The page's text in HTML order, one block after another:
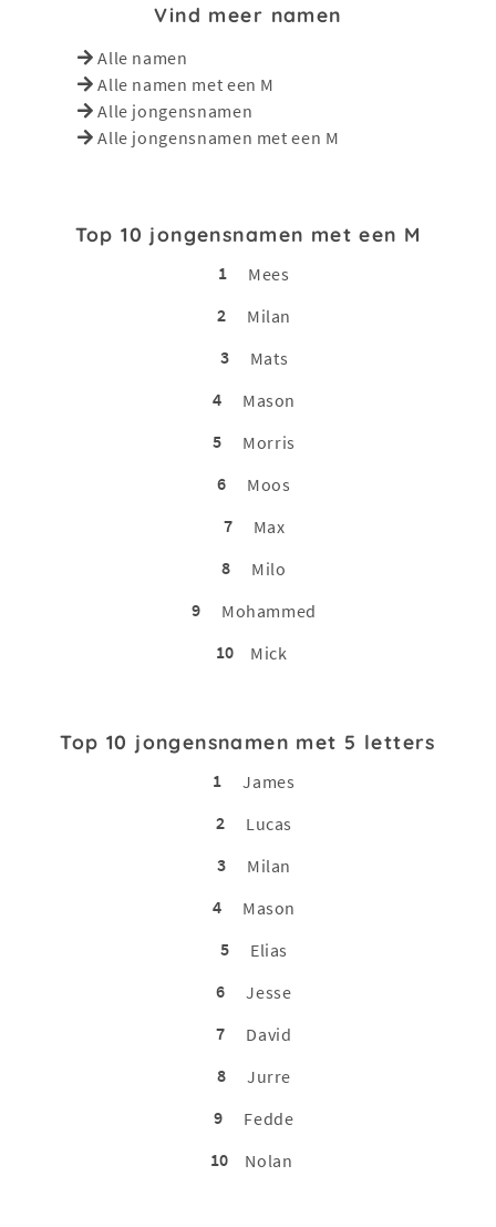
Vind meer namen
Alle namen
Alle namen met een M
Alle jongensnamen
Alle jongensnamen met een M
Top 10 jongensnamen met een M
1
Mees
2
Milan
3
Mats
4
Mason
5
Morris
6
Moos
7
Max
8
Milo
9
Mohammed
10
Mick
Top 10 jongensnamen met 5 letters
1
James
2
Lucas
3
Milan
4
Mason
5
Elias
6
Jesse
7
David
8
Jurre
9
Fedde
10
Nolan